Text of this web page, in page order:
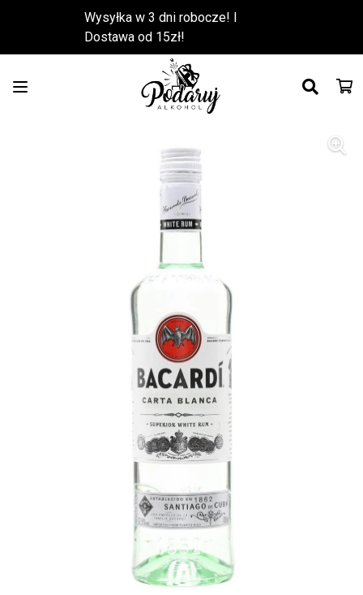
Wysyłka w 3 dni robocze! l
Dostawa od 15zł!